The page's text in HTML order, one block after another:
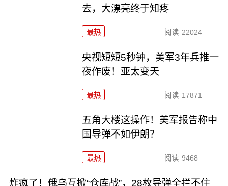
去，大漂亮终于知疼
最热 阅读 22024
央视短短5秒钟，美军3年兵推一
夜作废！亚太变天
最热 阅读 17871
五角大楼这操作！美军报告称中
国导弹不如伊朗？
最热 阅读 9468
炸疯了！俄乌互掀“仓库战”，28枚导弹全拦不住